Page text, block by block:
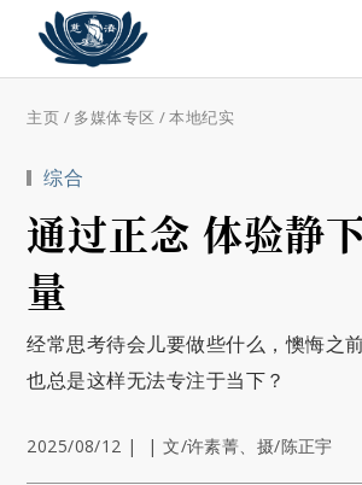
主页 / 多媒体专区 /本地纪实
综合
通过正念 体验静
量
经常思考待会儿要做些什么，懊悔之
也总是这样无法专注于当下？
2025/08/12 | |文/许素菁、摄/陈正宇